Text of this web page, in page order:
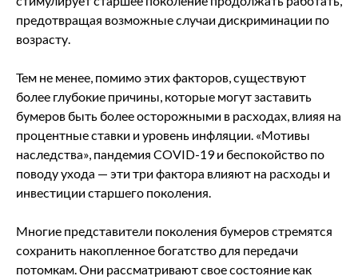
предотвращая возможные случаи дискриминации по
возрасту.
Тем не менее, помимо этих факторов, существуют
более глубокие причины, которые могут заставить
бумеров быть более осторожными в расходах, влияя на
процентные ставки и уровень инфляции. «Мотивы
наследства», пандемия COVID-19 и беспокойство по
поводу ухода — эти три фактора влияют на расходы и
инвестиции старшего поколения.
Многие представители поколения бумеров стремятся
сохранить накопленное богатство для передачи
потомкам. Они рассматривают свое состояние как